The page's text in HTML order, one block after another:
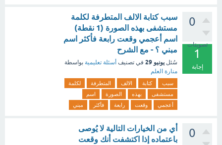
0
تصويتات
1
إجابة
سبب كتابة الالف المتطرفة لكلمة
مستشفى بهذه الصورة (1 نقطة)
اسم أعجمي وقعت رابعة فأكثر اسم
مبني ؟ - مع الشرح
سُئل يونيو 29 في تصنيف أسئلة تعليمية بواسطة
منارة العلم
سبب كتابة الالف المتطرفة
لكلمة
مستشفى
بهذه الصورة
اسم
أعجمي
وقعت رابعة فأكثر مبني
0
أي من الخيارات التالية لا يُوصى
باعتماده إذا اكتشفت أنك وقعت